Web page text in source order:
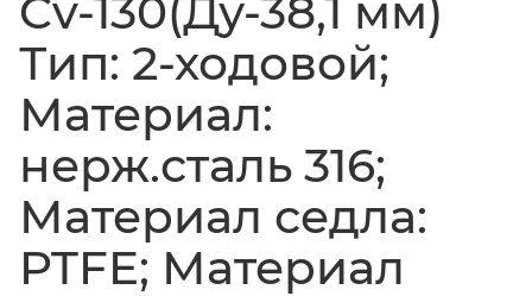
Cv-130(Ду-38,1 мм)
Тип: 2-ходовой;
Материал:
нерж.сталь 316;
Материал седла:
PTFE; Материал